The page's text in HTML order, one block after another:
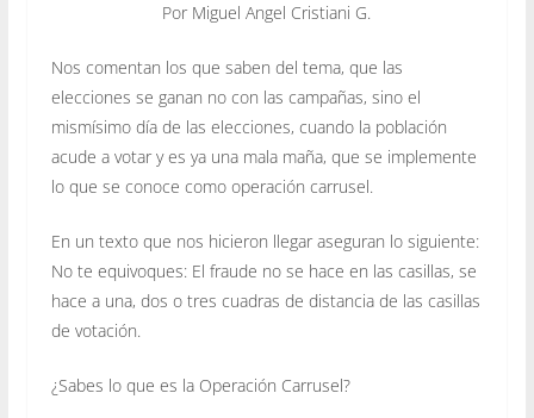
Por Miguel Angel Cristiani G.
Nos comentan los que saben del tema, que las
elecciones se ganan no con las campañas, sino el
mismísimo día de las elecciones, cuando la población
acude a votar y es ya una mala maña, que se implemente
lo que se conoce como operación carrusel.
En un texto que nos hicieron llegar aseguran lo siguiente:
No te equivoques: El fraude no se hace en las casillas, se
hace a una, dos o tres cuadras de distancia de las casillas
de votación.
¿Sabes lo que es la Operación Carrusel?